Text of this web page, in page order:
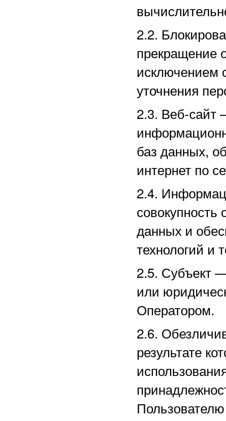
2.2.
прекращение
исключением
уточнения
2.3. Веб-сайт
баз данных,
интернет по
2.4.
данных и
технологий и
2.5. Субъект
или
Оператором.
2.6.
результате